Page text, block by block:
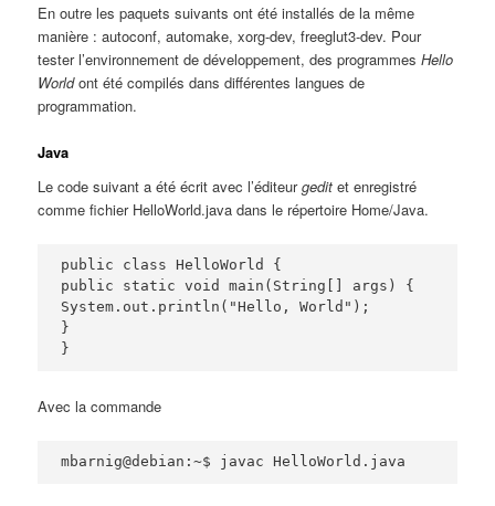
En outre les paquets suivants ont été installés de la même
manière : autoconf, automake, xorg-dev, freeglut3-dev. Pour
tester l’environnement de développement, des programmesHello
Worldont été compilés dans différentes langues de
programmation.
Java
Le code suivant a été écrit avec l’éditeurgeditet enregistré
comme fichier HelloWorld.java dans le répertoire Home/Java.
public class HelloWorld {
public static void main(String[] args) {
System.out.println("Hello, World");
}
}
Avec la commande
mbarnig@debian:~$ javac HelloWorld.java